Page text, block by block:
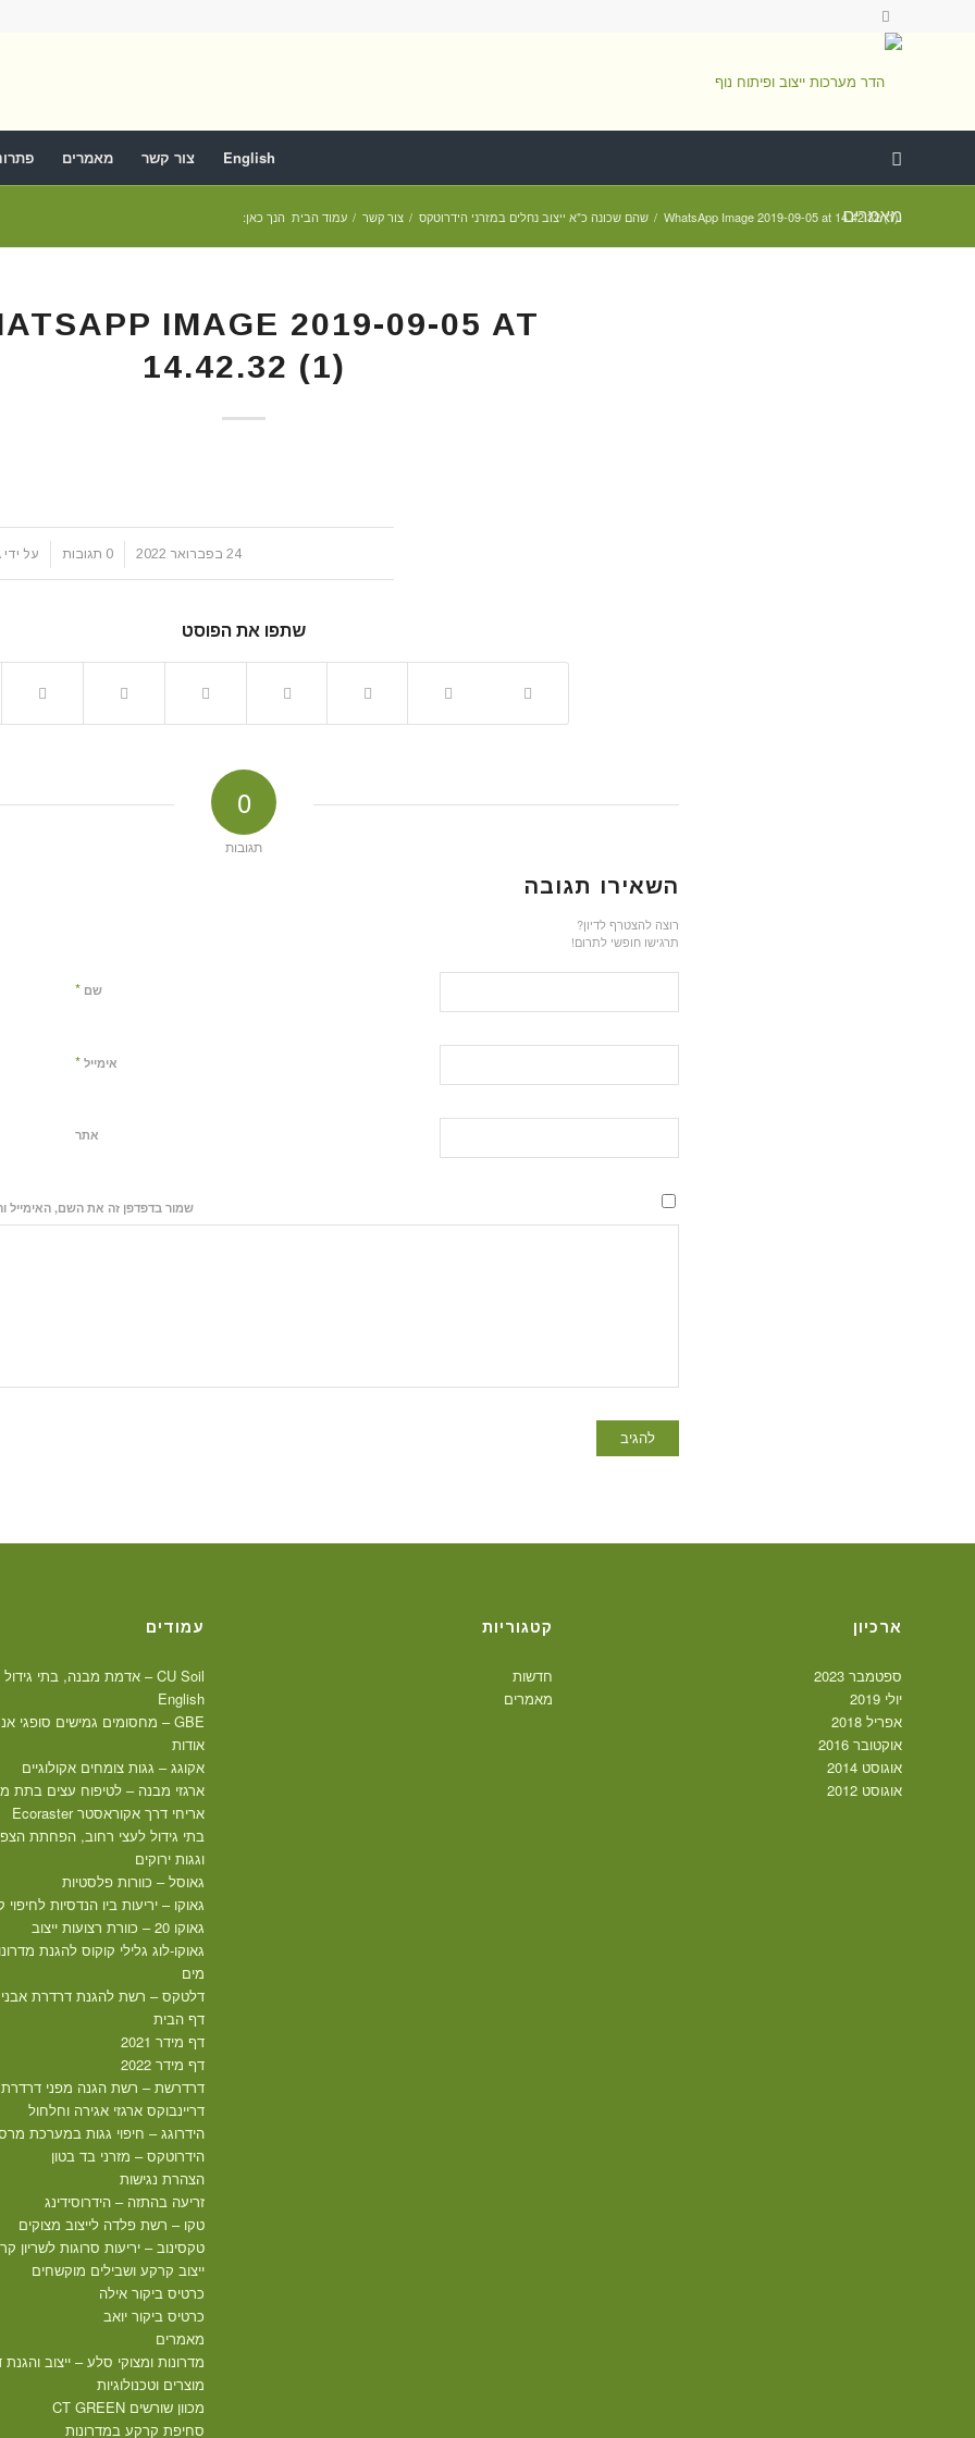
מאמרים צור קשר English
מאמרים הנך כאן: עמוד הבית / צור קשר / שהם שכונה כ"א ייצוב נחלים במזרני הידרוטקס / WhatsApp Image 2019-09-05 at 14.42.32 (1)
IMAGE 2019-09-05 AT
14.42.32 (1)
24 בפברואר 2022 / 0 תגובות על ידי
שתפו את הפוסט
0
תגובות
השאירו תגובה
רוצה להצטרף לדיון?
תרגישו חופשי לתרום!
שם *
אימייל *
אתר
שמור בדפדפן זה את השם,
עמודים
CU Soil – אדמת מבנה, בתי גידול לעצי רחוב
English
GBE – מחסומים גמישים סופגי אנרגיה
אודות
אקוגג – גגות צומחים אקולוגיים
ארגזי מבנה – לטיפוח עצים בתת
אריחי דרך אקוראסטר Ecoraster
בתי גידול לעצי רחוב, הפחתת
וגגות ירוקים
גאוסל – כוורות פלסטיות
גאוקו – יריעות ביו הנדסיות
גאוקו 20 – כוורת רצועות ייצוב
גאוקו-לוג גלילי קוקוס להגנת
מים
דלטקס – רשת להגנת דרדרת
דף הבית
דף מידר 2021
דף מידר 2022
דרדרשת – רשת הגנה מפני
דריינבוקס ארגזי אגירה וחלחול
הידרוגג – חיפוי גגות במערכת
הידרוטקס – מזרני בד בטון
הצהרת נגישות
זריעה בהתזה – הידרוסידינג
טקו – רשת פלדה לייצוב מצוקים
טקסינוב – יריעות סרוגות לשריון
ייצוב קרקע ושבילים מוקשחים
כרטיס ביקור אילה
כרטיס ביקור יואב
מאמרים
מדרונות ומצוקי סלע – ייצוב
מוצרים וטכנולוגיות
מכוון שורשים CT GREEN
סחיפת קרקע במדרונות
קטגוריות
חדשות
מאמרים
ארכיון
ספטמבר 2023
יולי 2019
אפריל 2018
אוקטובר 2016
אוגוסט 2014
אוגוסט 2012